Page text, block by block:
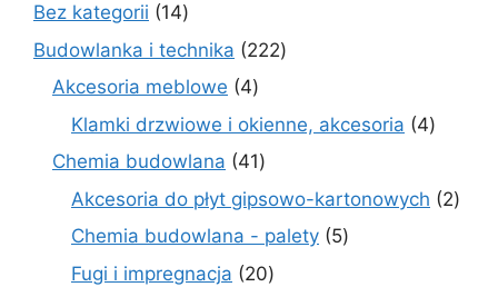
Bez kategorii 1414
produktów
Budowlanka i technika 222222
Akcesoria meblowe 44
produkty
Klamki drzwiowe i okienne, akcesoria 44
Chemia budowlana 4141
produktów
Akcesoria do płyt gipsowo-kartonowych 22
Chemia budowlana - palety 55
Fugi i impregnacja 2020